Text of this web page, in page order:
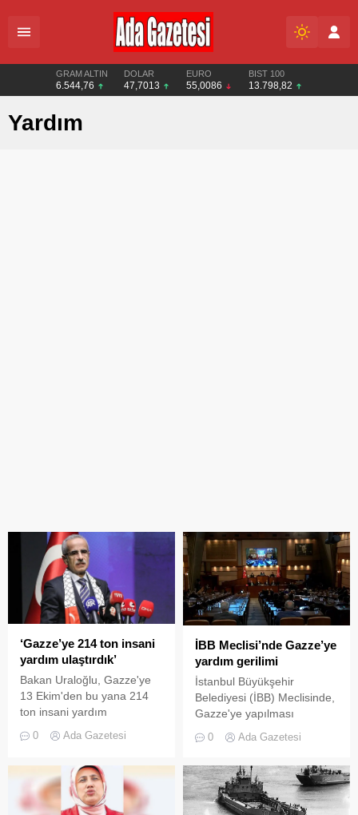
GRAM ALTIN
6.544,76
DOLAR
47,7013
EURO
55,0086
BIST 100
13.798,82
Yardım
‘Gazze’ye 214 ton insani
yardım ulaştırdık’
Bakan Uraloğlu, Gazze'ye
13 Ekim'den bu yana 214
ton insani yardım
belirterek, "İlave
denizyoluyla sevkine yönelik
planlamalarımız da
sürmektedir" dedi.
0 Ada Gazetesi
İBB Meclisi’nde Gazze’ye
yardım gerilimi
İstanbul Büyükşehir
Belediyesi (İBB) Meclisinde,
Gazze'ye yapılması
planlanan yardımın Kızılay
üzerinden yapılması teklifi,
üyeleri arasında gerginliğe
neden oldu.
0 Ada Gazetesi